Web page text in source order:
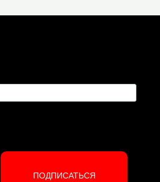
ПОДПИСАТЬСЯ